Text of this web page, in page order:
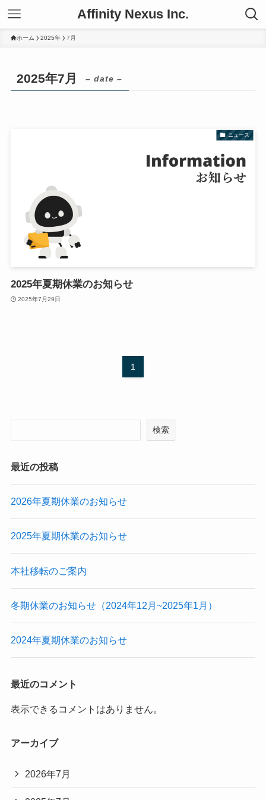
Affinity Nexus Inc.
ホーム 2025年 7月
2025年7月 – date –
ニュース
2025年夏期休業のお知らせ
2025年7月29日
1
検索
最近の投稿
2026年夏期休業のお知らせ
2025年夏期休業のお知らせ
本社移転のご案内
冬期休業のお知らせ（2024年12月~2025年1月）
2024年夏期休業のお知らせ
最近のコメント
表示できるコメントはありません。
アーカイブ
2026年7月